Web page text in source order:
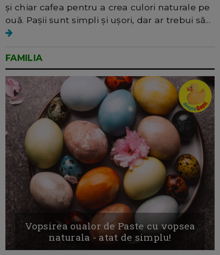
și chiar cafea pentru a crea culori naturale pe
ouă. Pașii sunt simpli și ușori, dar ar trebui să...
FAMILIA
Vopsirea oualor de Paste cu vopsea
naturala - atat de simplu!